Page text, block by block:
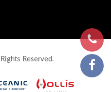
Reserved.